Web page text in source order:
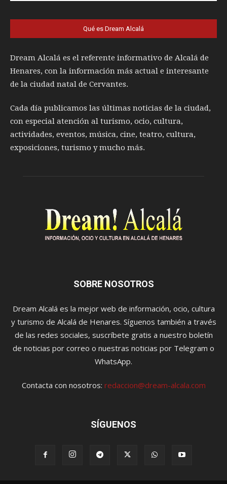
Qué es Dream Alcalá
Dream Alcalá es el referente informativo de Alcalá de
Henares, con la información más actual e interesante
de la ciudad natal de Cervantes.
Cada día publicamos las últimas noticias de la ciudad,
con especial atención al turismo, ocio, cultura,
actividades, eventos, música, cine, teatro, cultura,
exposiciones, turismo y mucho más.
SOBRE NOSOTROS
Dream Alcalá es la mejor web de información, ocio, cultura
y turismo de Alcalá de Henares. Síguenos también a través
de las redes sociales, suscríbete gratis a nuestro boletín
de noticias por correo o nuestras noticias por Telegram o
WhatsApp.
Contacta con nosotros: redaccion@dream-alcala.com
SÍGUENOS